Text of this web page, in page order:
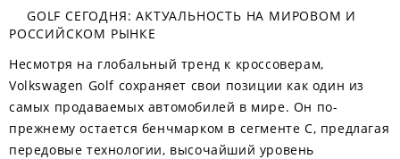
GOLF СЕГОДНЯ: АКТУАЛЬНОСТЬ НА МИРОВОМ И
РОССИЙСКОМ РЫНКЕ
Несмотря на глобальный тренд к кроссоверам,
Volkswagen Golf сохраняет свои позиции как один из
самых продаваемых автомобилей в мире. Он по-
прежнему остается бенчмарком в сегменте C, предлагая
передовые технологии, высочайший уровень